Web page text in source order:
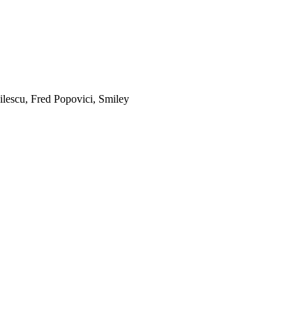
Fred Popovici, Smiley